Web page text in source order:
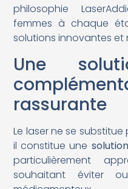
philosophie
femmes à chaque
solutions innovantes et
Une
rassurante
Le laser ne se
il constitue une
particulièrement
souhaitant éviter